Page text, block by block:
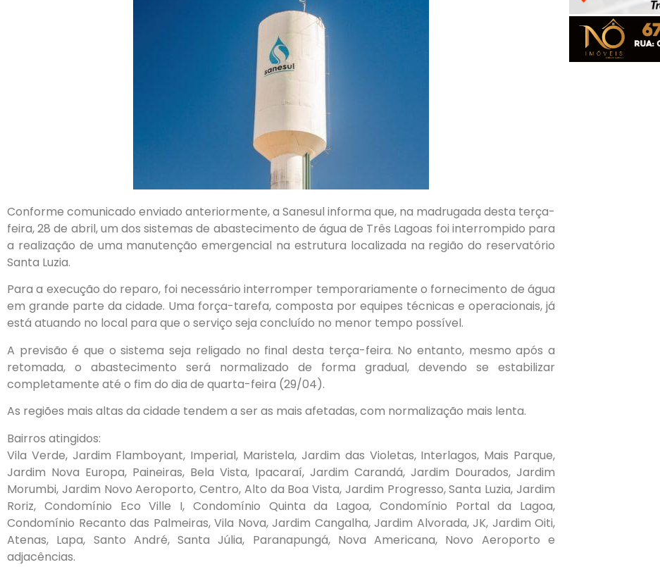
Conforme comunicado enviado anteriormente, a Sanesul informa que, na madrugada desta terça-
feira, 28 de abril, um dos sistemas de abastecimento de água de Três Lagoas foi interrompido para
a realização de uma manutenção emergencial na estrutura localizada na região do reservatório
Santa Luzia.
Para a execução do reparo, foi necessário interromper temporariamente o fornecimento de água
em grande parte da cidade. Uma força-tarefa, composta por equipes técnicas e operacionais, já
está atuando no local para que o serviço seja concluído no menor tempo possível.
A previsão é que o sistema seja religado no final desta terça-feira. No entanto, mesmo após a
retomada, o abastecimento será normalizado de forma gradual, devendo se estabilizar
completamente até o fim do dia de quarta-feira (29/04).
As regiões mais altas da cidade tendem a ser as mais afetadas, com normalização mais lenta.
Bairros atingidos:
Vila Verde, Jardim Flamboyant, Imperial, Maristela, Jardim das Violetas, Interlagos, Mais Parque,
Jardim Nova Europa, Paineiras, Bela Vista, Ipacaraí, Jardim Carandá, Jardim Dourados, Jardim
Morumbi, Jardim Novo Aeroporto, Centro, Alto da Boa Vista, Jardim Progresso, Santa Luzia, Jardim
Roriz, Condomínio Eco Ville I, Condomínio Quinta da Lagoa, Condomínio Portal da Lagoa,
Condomínio Recanto das Palmeiras, Vila Nova, Jardim Cangalha, Jardim Alvorada, JK, Jardim Oiti,
Atenas, Lapa, Santo André, Santa Júlia, Paranapungá, Nova Americana, Novo Aeroporto e
adjacências.